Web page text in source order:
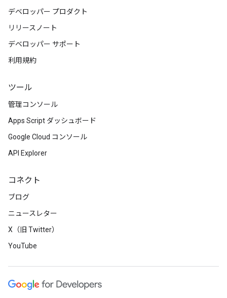
デベロッパー プロダクト
リリースノート
デベロッパー サポート
利用規約
ツール
管理コンソール
Apps Script ダッシュボード
Google Cloud コンソール
API Explorer
コネクト
ブログ
ニュースレター
X（旧 Twitter）
YouTube